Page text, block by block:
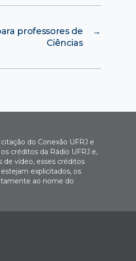
→
professores de
Ciências
do Conexão UFRJ e
créditos da Rádio UFRJ e,
de vídeo, esses créditos
explicitados, os
ao nome do